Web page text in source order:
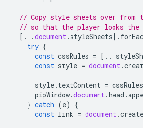
// Copy style sheets over from
// so that the player looks the
[...document . styleSheets].
try {
const cssRules = [...
const style = document .
style. textContent = cssRules
pipWindow.document .head .
} catch (e)
{
const link = document .